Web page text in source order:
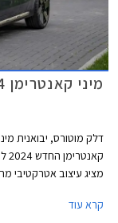
מיני קאנטרימן 2024 החדש מושק בישראל
דלק מוטורס, יבואנית
קרא עוד